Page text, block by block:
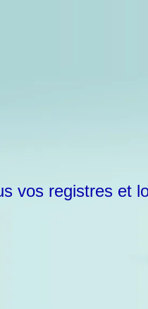
vos registres et